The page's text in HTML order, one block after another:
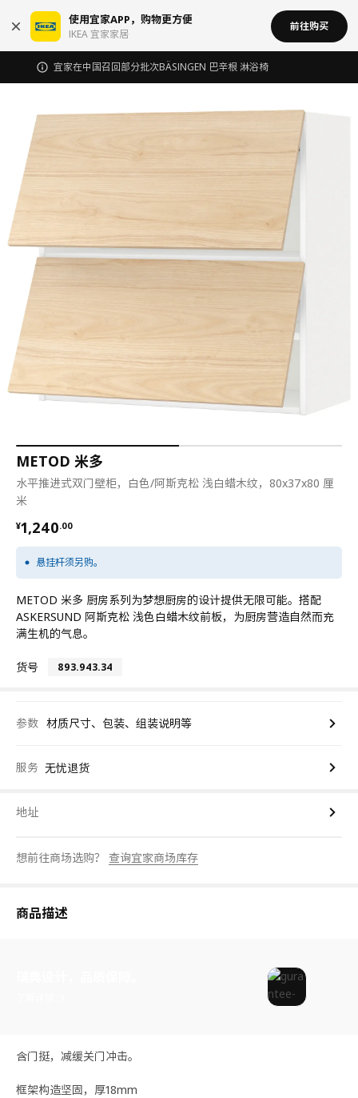
使用宜家APP，购物更方便
IKEA 宜家家居
前往购买
宜家在中国召回部分批次BÄSINGEN 巴辛根 淋浴椅
METOD 米多
水平推进式双门壁柜，白色/阿斯克松 浅白蜡木纹，80x37x80 厘
米
¥1,240.00
¥ 1240.00
悬挂杆须另购。
METOD 米多 厨房系列为梦想厨房的设计提供无限可能。搭配
ASKERSUND 阿斯克松 浅色白蜡木纹前板，为厨房营造自然而充
满生机的气息。
货号 893.943.34
参数 材质尺寸、包装、组装说明等
服务 无忧退货
地址
想前往商场选购？ 查询宜家商场库存
商品描述
含门挺，减缓关门冲击。
框架构造坚固，厚18mm